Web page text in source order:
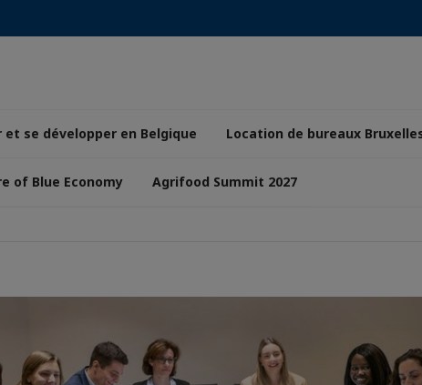
et se développer en Belgique Location de bureaux
of Blue Economy Agrifood Summit 2027